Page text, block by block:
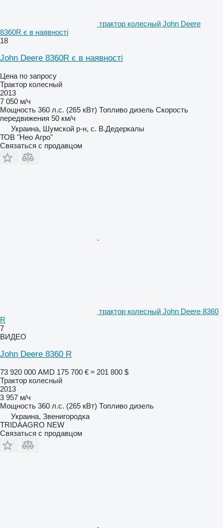
трактор колесный John Deere
8360R є в наявності
18
John Deere 8360R є в наявності
Цена по запросу
Трактор колесный
2013
7 050 м/ч
Мощность 360 л.с. (265 кВт) Топливо дизель Скорость
передвижения 50 км/ч
Украина, Шумской р-н, с. В.Дедеркалы
ТОВ "Нео Агро"
Связаться с продавцом
трактор колесный John Deere 8360
R
7
ВИДЕО
John Deere 8360 R
73 920 000 AMD 175 700 € ≈ 201 800 $
Трактор колесный
2013
3 957 м/ч
Мощность 360 л.с. (265 кВт) Топливо дизель
Украина, Звенигородка
TRIDAAGRO NEW
Связаться с продавцом